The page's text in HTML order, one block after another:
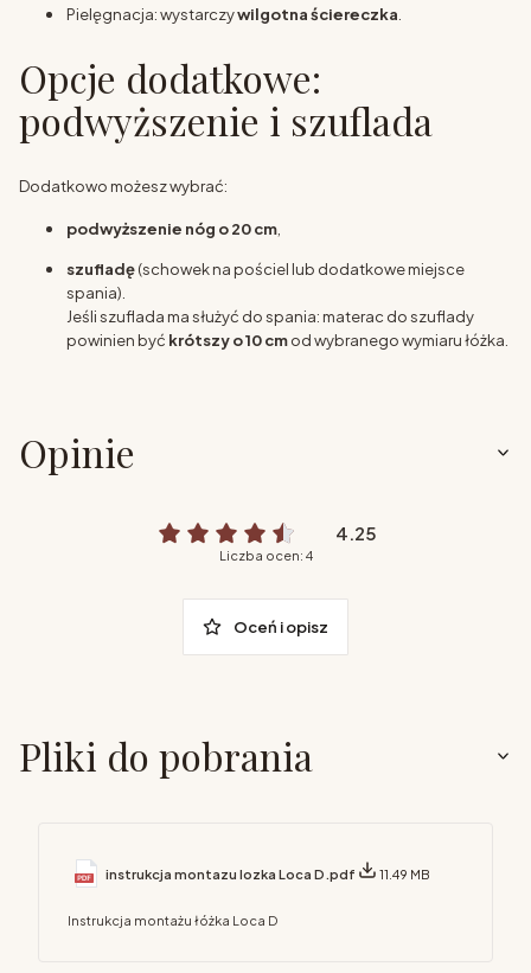
Pielęgnacja: wystarczywilgotna ściereczka
Opcje dodatkowe:
podwyższenie i szuflada
Dodatkowo możesz wybrać:
podwyższenie nóg o 20 cm
szufladę(schowek na pościel lub dodatkowe miejsce
spania).
Jeśli szuflada ma służyć do spania: materac do szuflady
powinien być krótszy o 10 cmod wybranego wymiaru łóżka.
Opinie
4.25
Liczba ocen: 4
Oceń i opisz
Pliki do pobrania
instrukcja montazu lozka Loca D.pdf 11.49 MB
Instrukcja montażu łóżka Loca D